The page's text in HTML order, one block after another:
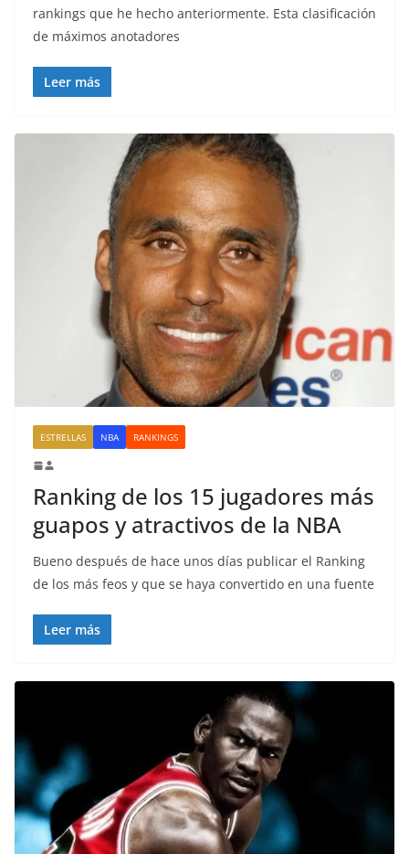
rankings que he hecho anteriormente. Esta clasificación
de máximos anotadores
Leer más
ESTRELLAS NBA RANKINGS
Ranking de los 15 jugadores más
guapos y atractivos de la NBA
Bueno después de hace unos días publicar el Ranking
de los más feos y que se haya convertido en una fuente
Leer más